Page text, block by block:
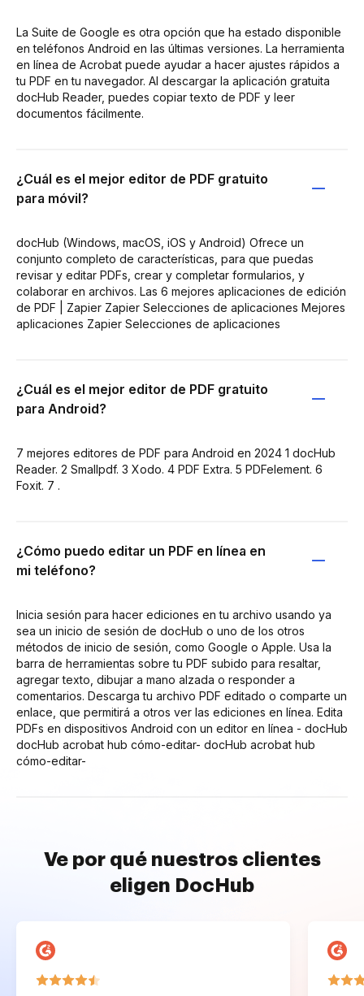
La Suite de Google es otra opción que ha estado disponible
en teléfonos Android en las últimas versiones. La herramienta
en línea de Acrobat puede ayudar a hacer ajustes rápidos a
tu PDF en tu navegador. Al descargar la aplicación gratuita
docHub Reader, puedes copiar texto de PDF y leer
documentos fácilmente.
¿Cuál es el mejor editor de PDF gratuito
para móvil?
docHub (Windows, macOS, iOS y Android) Ofrece un
conjunto completo de características, para que puedas
revisar y editar PDFs, crear y completar formularios, y
colaborar en archivos. Las 6 mejores aplicaciones de edición
de PDF | Zapier Zapier Selecciones de aplicaciones Mejores
aplicaciones Zapier Selecciones de aplicaciones
¿Cuál es el mejor editor de PDF gratuito
para Android?
7 mejores editores de PDF para Android en 2024 1 docHub
Reader. 2 Smallpdf. 3 Xodo. 4 PDF Extra. 5 PDFelement. 6
Foxit. 7 .
¿Cómo puedo editar un PDF en línea en
mi teléfono?
Inicia sesión para hacer ediciones en tu archivo usando ya
sea un inicio de sesión de docHub o uno de los otros
métodos de inicio de sesión, como Google o Apple. Usa la
barra de herramientas sobre tu PDF subido para resaltar,
agregar texto, dibujar a mano alzada o responder a
comentarios. Descarga tu archivo PDF editado o comparte un
enlace, que permitirá a otros ver las ediciones en línea. Edita
PDFs en dispositivos Android con un editor en línea - docHub
docHub acrobat hub cómo-editar- docHub acrobat hub
cómo-editar-
Ve por qué nuestros clientes
eligen DocHub